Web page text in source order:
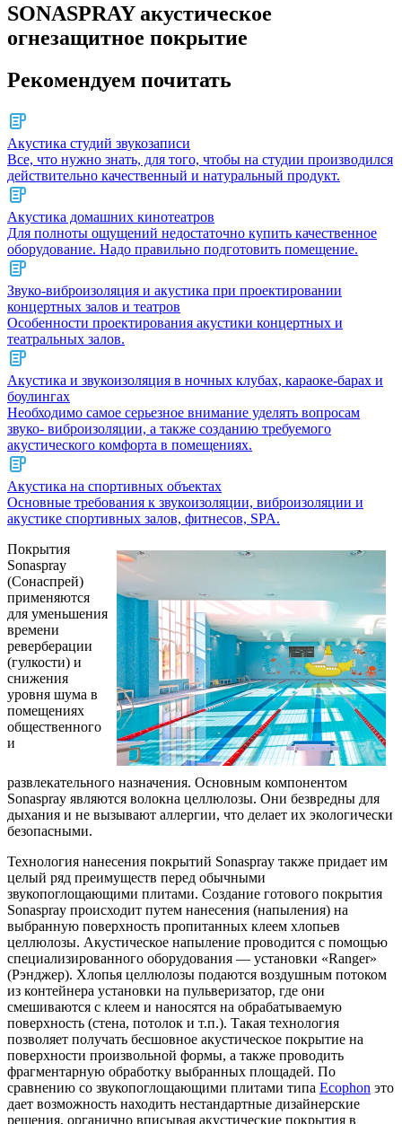
SONASPRAY акустическое
огнезащитное покрытие
Рекомендуем почитать
Акустика студий звукозаписи
Все, что нужно знать, для того, чтобы на студии производился
действительно качественный и натуральный продукт.
Акустика домашних кинотеатров
Для полноты ощущений недостаточно купить качественное
оборудование. Надо правильно подготовить помещение.
Звуко-виброизоляция и акустика при проектировании
концертных залов и театров
Особенности проектирования акустики концертных и
театральных залов.
Акустика и звукоизоляция в ночных клубах, караоке-барах и
боулингах
Необходимо самое серьезное внимание уделять вопросам
звуко- виброизоляции, а также созданию требуемого
акустического комфорта в помещениях.
Акустика на спортивных объектах
Основные требования к звукоизоляции, виброизоляции и
акустике спортивных залов, фитнесов, SPA.
Покрытия
Sonaspray
(Сонаспрей)
применяются
для уменьшения
времени
реверберации
(гулкости) и
снижения
уровня шума в
помещениях
общественного
и
развлекательного назначения. Основным компонентом
Sonaspray являются волокна целлюлозы. Они безвредны для
дыхания и не вызывают аллергии, что делает их экологически
безопасными.
Технология нанесения покрытий Sonaspray также придает им
целый ряд преимуществ перед обычными
звукопоглощающими плитами. Создание готового покрытия
Sonaspray происходит путем нанесения (напыления) на
выбранную поверхность пропитанных клеем хлопьев
целлюлозы. Акустическое напыление проводится с помощью
специализированного оборудования — установки «Ranger»
(Рэнджер). Хлопья целлюлозы подаются воздушным потоком
из контейнера установки на пульверизатор, где они
смешиваются с клеем и наносятся на обрабатываемую
поверхность (стена, потолок и т.п.). Такая технология
позволяет получать бесшовное акустическое покрытие на
поверхности произвольной формы, а также проводить
фрагментарную обработку выбранных площадей. По
сравнению со звукопоглощающими плитами типа Ecophon это
дает возможность находить нестандартные дизайнерские
решения, органично вписывая акустические покрытия в